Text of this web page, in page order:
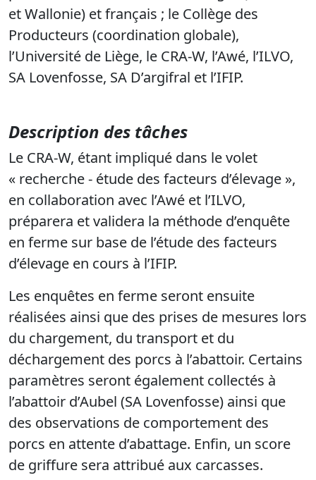
et Wallonie) et français ; le Collège des
Producteurs (coordination globale),
l’Université de Liège, le CRA-W, l’Awé, l’ILVO,
SA Lovenfosse, SA D’argifral et l’IFIP.
Description des tâches
Le CRA-W, étant impliqué dans le volet
« recherche - étude des facteurs d’élevage »,
en collaboration avec l’Awé et l’ILVO,
préparera et validera la méthode d’enquête
en ferme sur base de l’étude des facteurs
d’élevage en cours à l’IFIP.
Les enquêtes en ferme seront ensuite
réalisées ainsi que des prises de mesures lors
du chargement, du transport et du
déchargement des porcs à l’abattoir. Certains
paramètres seront également collectés à
l’abattoir d’Aubel (SA Lovenfosse) ainsi que
des observations de comportement des
porcs en attente d’abattage. Enfin, un score
de griffure sera attribué aux carcasses.